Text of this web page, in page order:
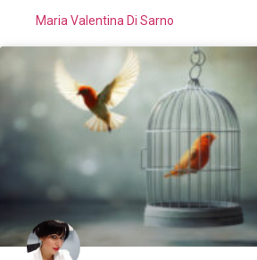
Maria Valentina Di Sarno